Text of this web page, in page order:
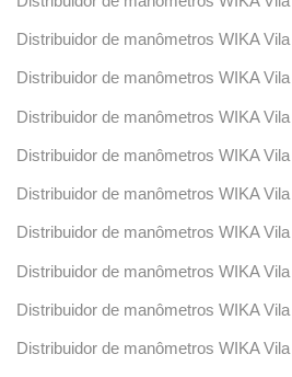
Distribuidor de manômetros WIKA Vila
Distribuidor de manômetros WIKA
Distribuidor de manômetros WIKA
Distribuidor de manômetros WIKA
Distribuidor de manômetros WIKA
Distribuidor de manômetros WIKA
Distribuidor de manômetros WIKA
Distribuidor de manômetros WIKA Vila
Distribuidor de manômetros WIKA